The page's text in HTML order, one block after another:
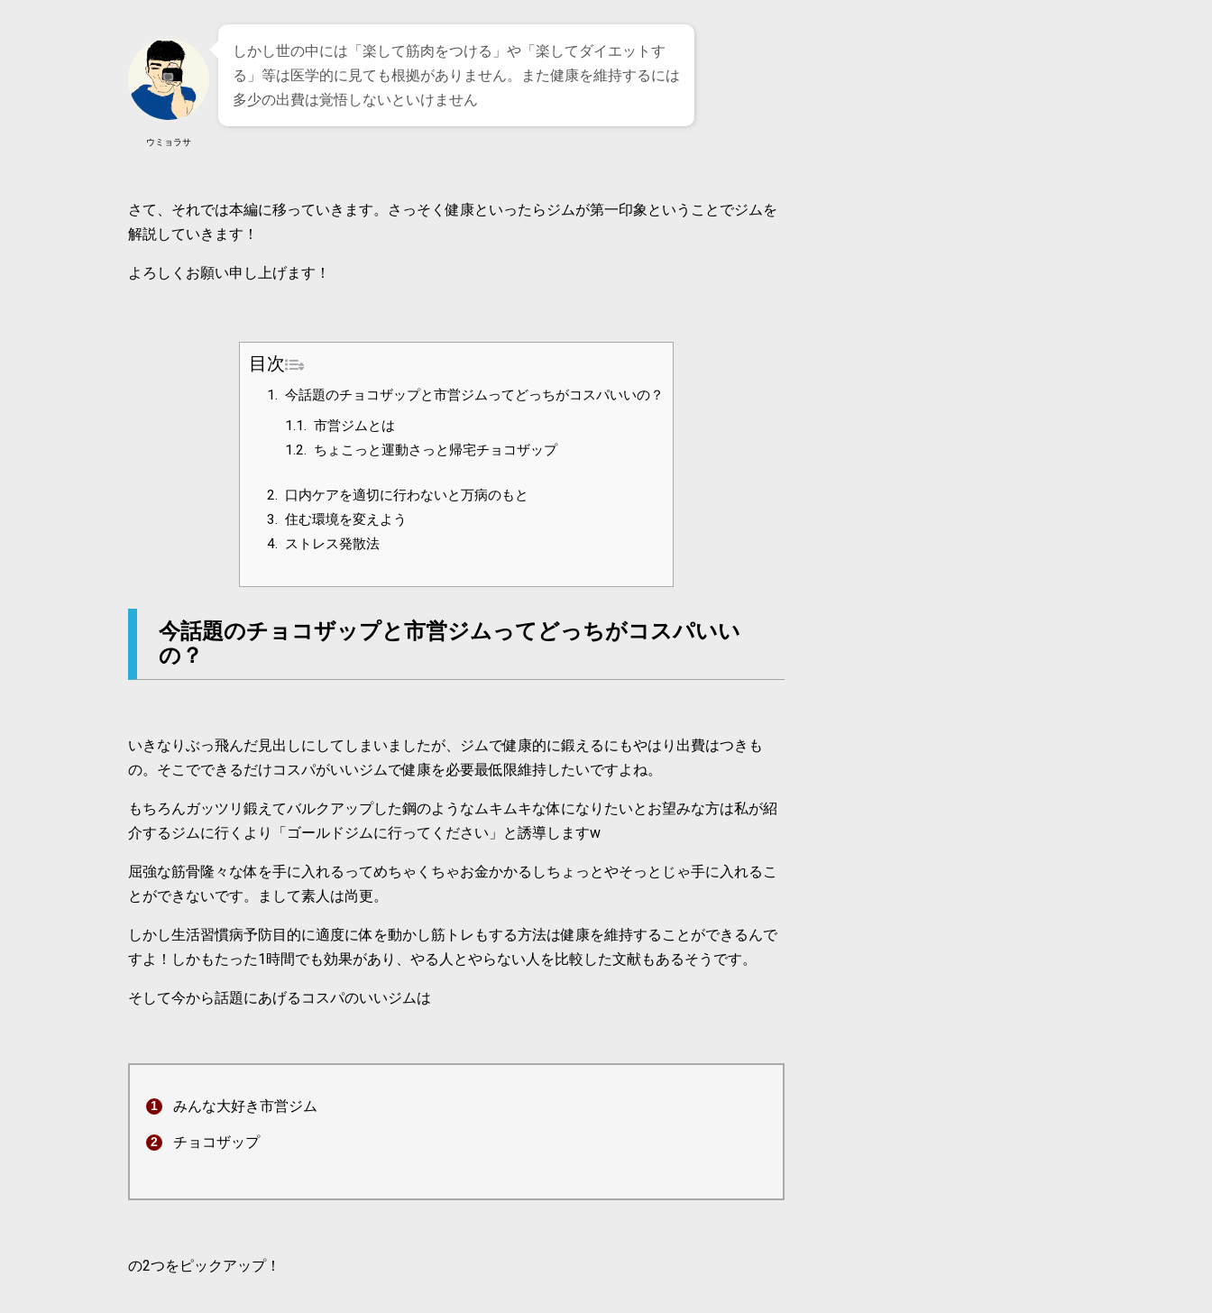
ウミョラサ
しかし世の中には「楽して筋肉をつける」や「楽してダイエットす
る」等は医学的に見ても根拠がありません。また健康を維持するには
多少の出費は覚悟しないといけません
さて、それでは本編に移っていきます。さっそく健康といったらジムが第一印象ということでジムを
解説していきます！
よろしくお願い申し上げます！
目次
1.
今話題のチョコザップと市営ジムってどっちがコスパいいの？
1.1. 市営ジムとは
1.2. ちょこっと運動さっと帰宅チョコザップ
2. 口内ケアを適切に行わないと万病のもと
3. 住む環境を変えよう
4. ストレス発散法
今話題のチョコザップと市営ジムってどっちがコスパいい
の？
いきなりぶっ飛んだ見出しにしてしまいましたが、ジムで健康的に鍛えるにもやはり出費はつきも
の。そこでできるだけコスパがいいジムで健康を必要最低限維持したいですよね。
もちろんガッツリ鍛えてバルクアップした鋼のようなムキムキな体になりたいとお望みな方は私が紹
介するジムに行くより「ゴールドジムに行ってください」と誘導しますw
屈強な筋骨隆々な体を手に入れるってめちゃくちゃお金かかるしちょっとやそっとじゃ手に入れるこ
とができないです。まして素人は尚更。
しかし生活習慣病予防目的に適度に体を動かし筋トレもする方法は健康を維持することができるんで
すよ！しかもたった1時間でも効果があり、やる人とやらない人を比較した文献もあるそうです。
そして今から話題にあげるコスパのいいジムは
みんな大好き市営ジム
チョコザップ
の2つをピックアップ！